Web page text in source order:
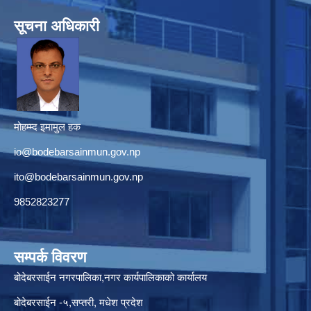
सूचना अधिकारी
मोहम्म्द इमामुल हक
io@bodebarsainmun.gov.np
ito@bodebarsainmun.gov.np
9852823277
सम्पर्क विवरण
बोदेबरसाईन नगरपालिका,नगर कार्यपालिकाको कार्यालय
बोदेबरसाईन -५,सप्तरी, मधेश प्रदेश